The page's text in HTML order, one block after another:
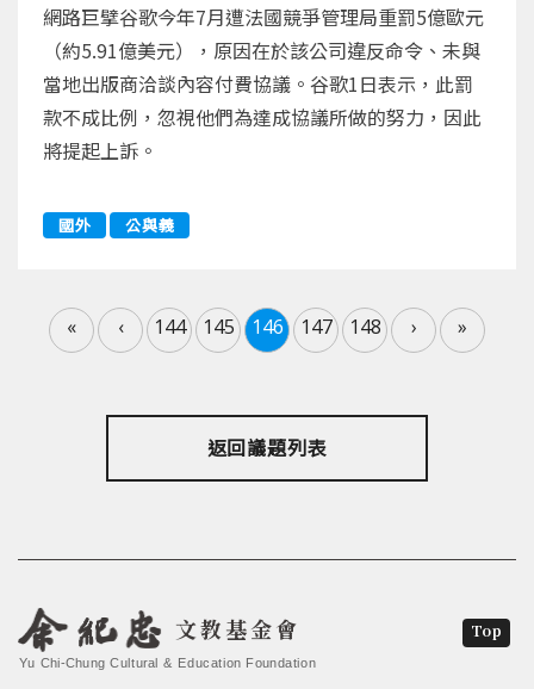
網路巨擘谷歌今年7月遭法國競爭管理局重罰5億歐元
（約5.91億美元），原因在於該公司違反命令、未與
當地出版商洽談內容付費協議。谷歌1日表示，此罰
款不成比例，忽視他們為達成協議所做的努力，因此
將提起上訴。
國外 公與義
« ‹ 144 145 146 147 148 › »
返回議題列表
文教基金會
Yu Chi-Chung Cultural & Education Foundation
Top